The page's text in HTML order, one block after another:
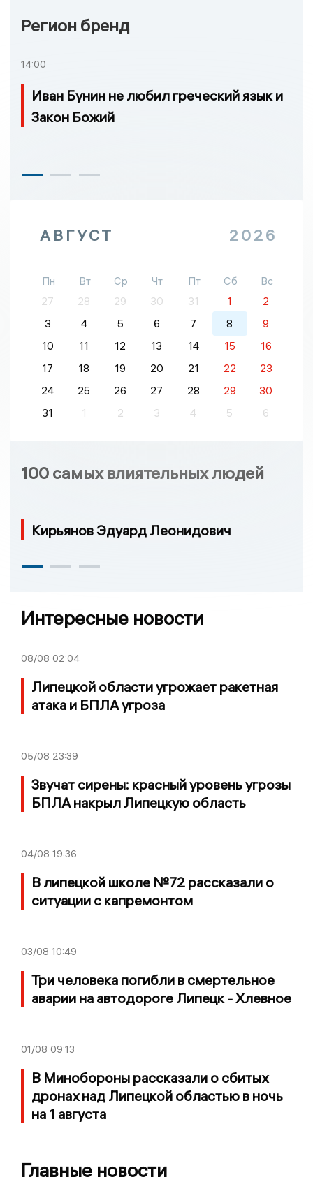
Регион бренд
14:00
Иван Бунин не любил греческий язык и
Закон Божий
АВГУСТ 2026
Пн Вт Ср Чт Пт Сб
Вс
27
28 29 30 31 1
2
3
4 5 6 7 8
9
10
11 12 13 14 15
16
17
18 19 20 21 22
23
24
25 26 27 28 29
30
31
1 2 3 4 5 6
100 самых влиятельных людей
Кирьянов Эдуард Леонидович
Интересные новости
08/08 02:04
Липецкой области угрожает ракетная
атака и БПЛА угроза
05/08 23:39
Звучат сирены: красный уровень угрозы
БПЛА накрыл Липецкую область
04/08 19:36
В липецкой школе №72 рассказали о
ситуации с капремонтом
03/08 10:49
Три человека погибли в смертельное
аварии на автодороге Липецк - Хлевное
01/08 09:13
В Минобороны рассказали о сбитых
дронах над Липецкой областью в ночь
на 1 августа
Главные новости